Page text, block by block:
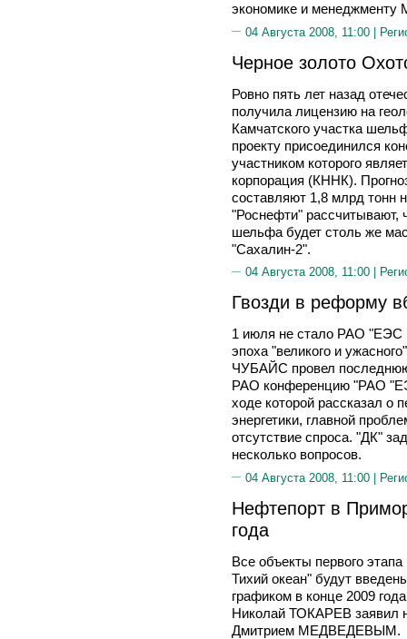
экономике и
04 Августа 2008, 11:00 |
Черное золото
Ровно пять лет назад
получила лицензию на
Камчатского участка
проекту присоединился
участником которого
корпорация (КННК).
составляют 1,8 млрд тонн
"Роснефти" рассчитывают,
шельфа будет столь же
"Сахалин-2".
04 Августа 2008, 11:00 |
Гвозди в реформу
1 июля не стало РАО "ЕЭС
эпоха "великого и
ЧУБАЙС провел последнюю
РАО конференцию "РАО
ходе которой рассказал о
энергетики, главной
отсутствие спроса. "ДК"
несколько вопросов.
04 Августа 2008, 11:00 |
Нефтепорт в
года
Все объекты первого
Тихий океан" будут
графиком в конце 2009
Николай ТОКАРЕВ заявил
Дмитрием МЕДВЕДЕВЫМ.